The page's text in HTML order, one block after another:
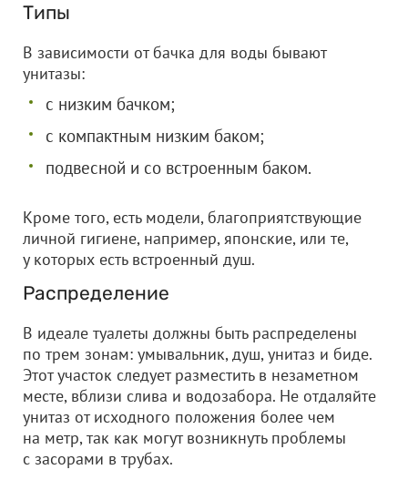
Типы
В зависимости от бачка для воды бывают
унитазы:
с низким бачком;
с компактным низким баком;
подвесной и со встроенным баком.
Кроме того, есть модели, благоприятствующие
личной гигиене, например, японские, или те,
у которых есть встроенный душ.
Распределение
В идеале туалеты должны быть распределены
по трем зонам: умывальник, душ, унитаз и биде.
Этот участок следует разместить в незаметном
месте, вблизи слива и водозабора. Не отдаляйте
унитаз от исходного положения более чем
на метр, так как могут возникнуть проблемы
с засорами в трубах.